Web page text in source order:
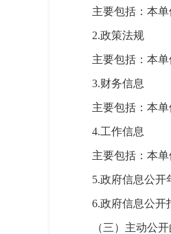
主要包括：本
2.政策法规
主要包括：本
3.财务信息
主要包括：本单
4.工作信息
主要包括：本
5.政府信息公开
6.政府信息公开
（三）主动公